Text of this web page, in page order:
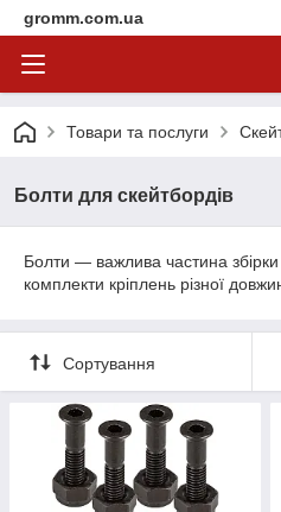
gromm.com.ua
Товари та послуги
Болти для скейтбордів
Болти — важлива частина
комплекти кріплень різної
Сортування